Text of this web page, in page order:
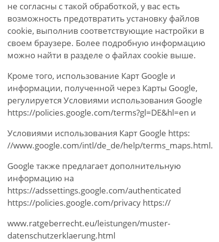
не согласны с такой обработкой, у вас есть
возможность предотвратить установку файлов
cookie, выполнив соответствующие настройки в
своем браузере. Более подробную информацию
можно найти в разделе о файлах cookie выше.
Кроме того, использование Карт Google и
информации, полученной через Карты Google,
регулируется Условиями использования Google
https://policies.google.com/terms?gl=DE&hl=en и
Условиями использования Карт Google https:
//www.google.com/intl/de_de/help/terms_maps.html.
Google также предлагает дополнительную
информацию на
https://adssettings.google.com/authenticated
https://policies.google.com/privacy https://
www.ratgeberrecht.eu/leistungen/muster-
datenschutzerklaerung.html